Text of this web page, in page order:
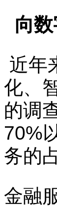
向
近年
化、
的调
70%
务的
金融